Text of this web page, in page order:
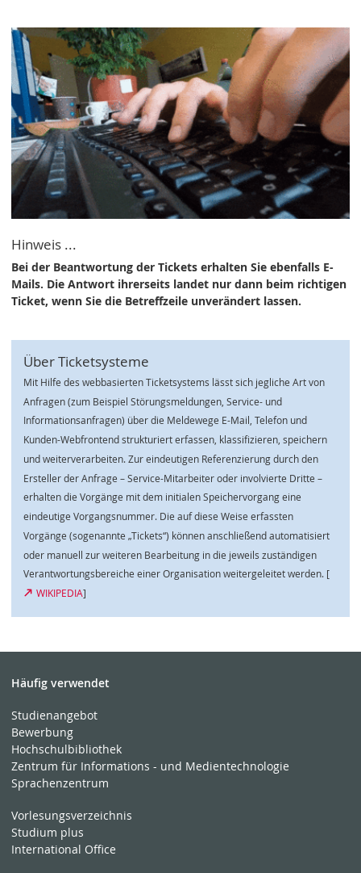
Hinweis ...
Bei der Beantwortung der Tickets erhalten Sie ebenfalls E-
Mails. Die Antwort ihrerseits landet nur dann beim richtigen
Ticket, wenn Sie die Betreffzeile unverändert lassen.
Über Ticketsysteme
Mit Hilfe des webbasierten Ticketsystems lässt sich jegliche Art von
Anfragen (zum Beispiel Störungsmeldungen, Service- und
Informationsanfragen) über die Meldewege E-Mail, Telefon und
Kunden-Webfrontend strukturiert erfassen, klassifizieren, speichern
und weiterverarbeiten. Zur eindeutigen Referenzierung durch den
Ersteller der Anfrage – Service-Mitarbeiter oder involvierte Dritte –
erhalten die Vorgänge mit dem initialen Speichervorgang eine
eindeutige Vorgangsnummer. Die auf diese Weise erfassten
Vorgänge (sogenannte „Tickets“) können anschließend automatisiert
oder manuell zur weiteren Bearbeitung in die jeweils zuständigen
Verantwortungsbereiche einer Organisation weitergeleitet werden. [
WIKIPEDIA]
Häufig verwendet
Studienangebot
Bewerbung
Hochschulbibliothek
Zentrum für Informations - und Medientechnologie
Sprachenzentrum
Vorlesungsverzeichnis
Studium plus
International Office